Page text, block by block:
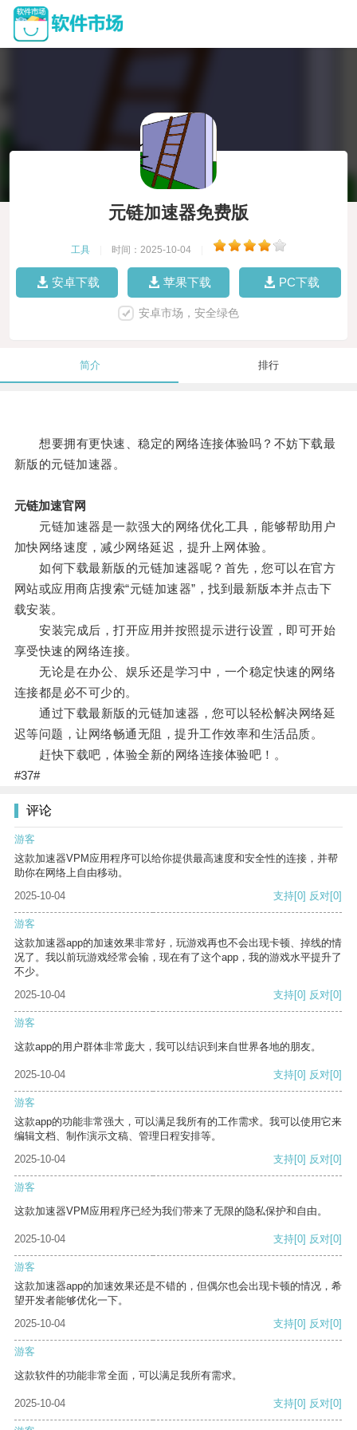
元链加速器免费版
工具 时间：2025-10-04
安卓下载 苹果下载 PC下载
安卓市场，安全绿色
简介 排行
想要拥有更快速、稳定的网络连接体验吗？不妨下载最
新版的元链加速器。
元链加速官网
元链加速器是一款强大的网络优化工具，能够帮助用户
加快网络速度，减少网络延迟，提升上网体验。
如何下载最新版的元链加速器呢？首先，您可以在官方
网站或应用商店搜索“元链加速器”，找到最新版本并点击下
载安装。
安装完成后，打开应用并按照提示进行设置，即可开始
享受快速的网络连接。
无论是在办公、娱乐还是学习中，一个稳定快速的网络
连接都是必不可少的。
通过下载最新版的元链加速器，您可以轻松解决网络延
迟等问题，让网络畅通无阻，提升工作效率和生活品质。
赶快下载吧，体验全新的网络连接体验吧！。
#37#
评论
游客
这款加速器VPM应用程序可以给你提供最高速度和安全性的连接，并帮
助你在网络上自由移动。
2025-10-04
支持[0] 反对[0]
游客
这款加速器app的加速效果非常好，玩游戏再也不会出现卡顿、掉线的情
况了。我以前玩游戏经常会输，现在有了这个app，我的游戏水平提升了
不少。
2025-10-04
支持[0] 反对[0]
游客
这款app的用户群体非常庞大，我可以结识到来自世界各地的朋友。
2025-10-04 支持[0] 反对[0]
游客
这款app的功能非常强大，可以满足我所有的工作需求。我可以使用它来
编辑文档、制作演示文稿、管理日程安排等。
2025-10-04
支持[0] 反对[0]
游客
这款加速器VPM应用程序已经为我们带来了无限的隐私保护和自由。
2025-10-04 支持[0] 反对[0]
游客
这款加速器app的加速效果还是不错的，但偶尔也会出现卡顿的情况，希
望开发者能够优化一下。
2025-10-04
支持[0] 反对[0]
游客
这款软件的功能非常全面，可以满足我所有需求。
2025-10-04 支持[0] 反对[0]